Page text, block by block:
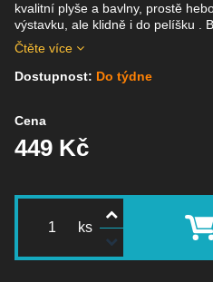
kvalitní plyše a bavlny, prostě
výstavku, ale klidně i do pelíšku .
Čtěte více
Dostupnost: Do týdne
Cena
449 Kč
ks